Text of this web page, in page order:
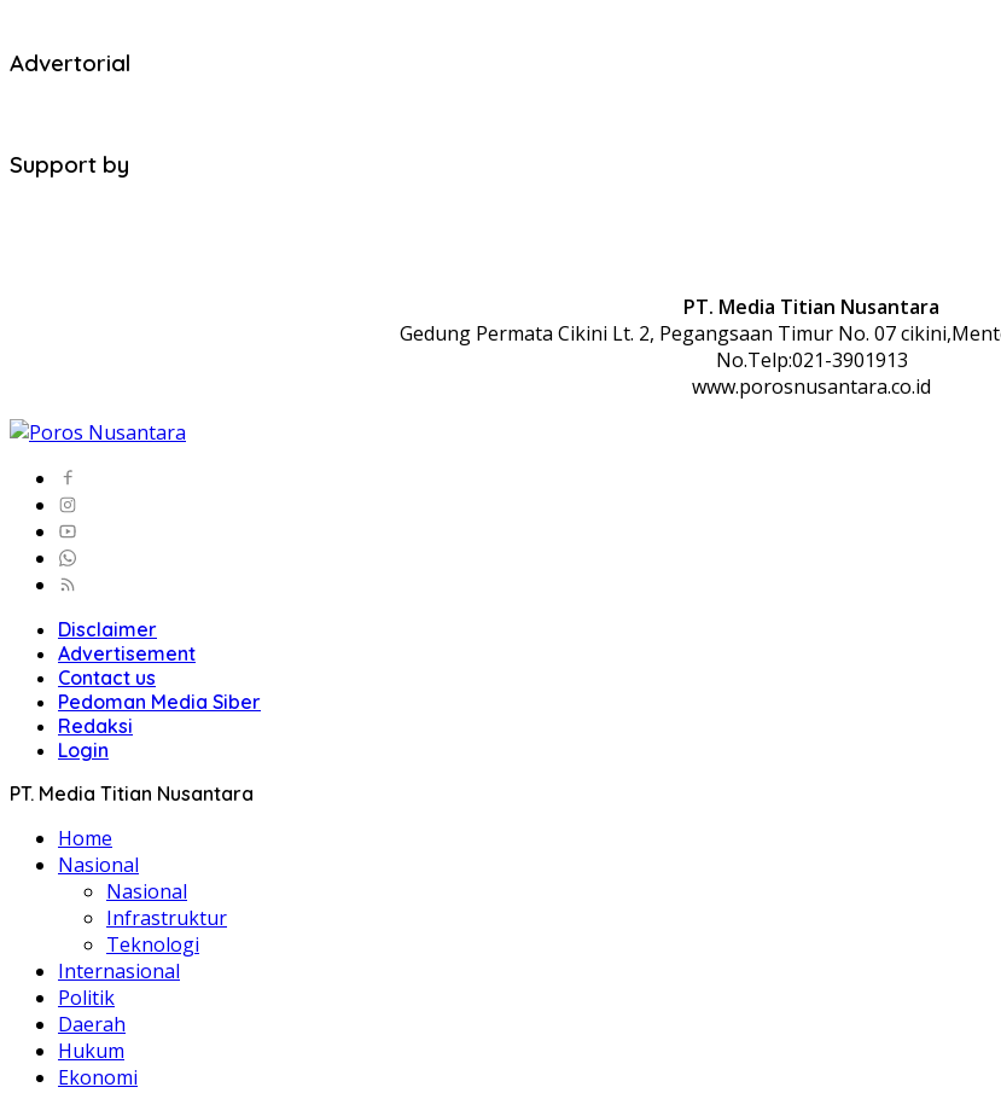
Advertorial
Support by
PT. Media Titian Nusantara
Gedung Permata Cikini Lt. 2, Pegangsaan Timur No. 07
No.Telp:021-3901913
www.porosnusantara.co.id
Disclaimer
Advertisement
Contact us
Pedoman Media Siber
Redaksi
Login
PT. Media Titian Nusantara
Home
Nasional
Nasional
Infrastruktur
Teknologi
Internasional
Politik
Daerah
Hukum
Ekonomi